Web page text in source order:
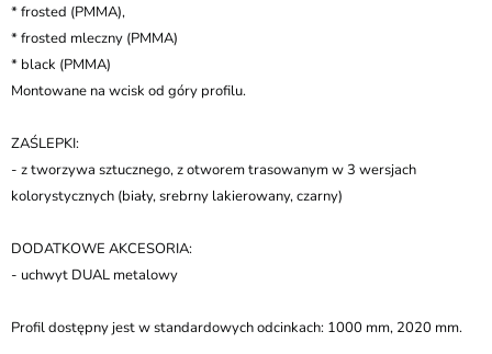
* frosted (PMMA),
* frosted mleczny (PMMA)
* black (PMMA)
Montowane na wcisk od góry profilu.
ZAŚLEPKI:
- z tworzywa sztucznego, z otworem trasowanym w 3 wersjach
kolorystycznych (biały, srebrny lakierowany, czarny)
DODATKOWE AKCESORIA:
- uchwyt DUAL metalowy
Profil dostępny jest w standardowych odcinkach: 1000 mm, 2020 mm.